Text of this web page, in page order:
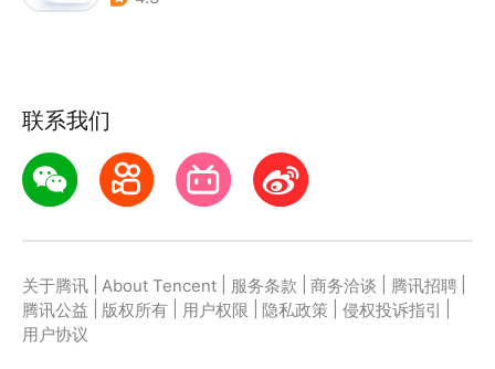
联系我们
关于腾讯 About Tencent 服务条款 商务洽谈 腾讯招聘
腾讯公益
版权所有 用户权限 隐私政策 侵权投诉指引
用户协议